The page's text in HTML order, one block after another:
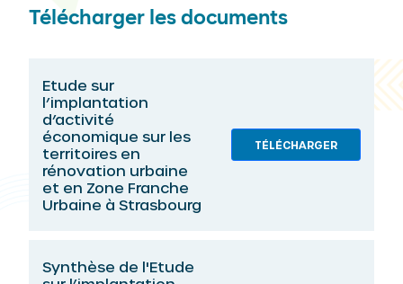
Télécharger les documents
Etude sur
l’implantation
d’activité
économique sur les
territoires en
rénovation urbaine
et en Zone Franche
Urbaine à Strasbourg
TÉLÉCHARGER
Synthèse de l'Etude